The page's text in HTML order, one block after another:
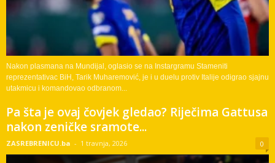
Nakon plasmana na Mundijal, oglasio se na Instargramu Stameniti
reprezentativac BiH, Tarik Muharemović, je i u duelu protiv Italije odigrao sjajnu
utakmicu i komandovao odbranom...
Pa šta je ovaj čovjek gledao? Riječima Gattusa
nakon zeničke sramote...
ZASREBRENICU.ba - 1 travnja, 2026 0